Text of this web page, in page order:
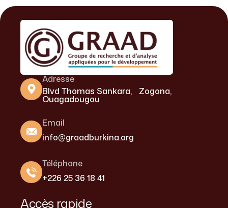
Adresse
Blvd Thomas Sankara, Zogona,
Ouagadougou
Email
info@graadburkina.org
Téléphone
+226 25 36 18 41
Accès rapide